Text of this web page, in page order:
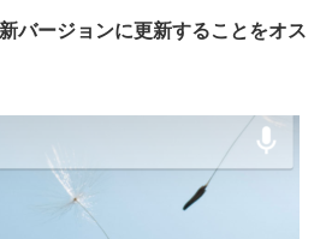
バージョンに更新することをオス